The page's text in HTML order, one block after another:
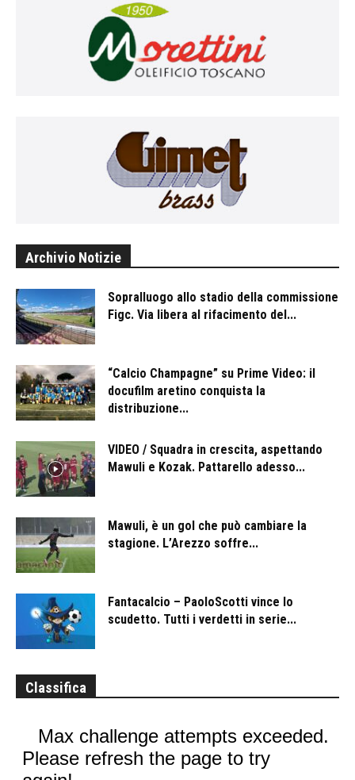
Archivio Notizie
Sopralluogo allo stadio della commissione
Figc. Via libera al rifacimento del...
“Calcio Champagne” su Prime Video: il
docufilm aretino conquista la
distribuzione...
VIDEO / Squadra in crescita, aspettando
Mawuli e Kozak. Pattarello adesso...
Mawuli, è un gol che può cambiare la
stagione. L’Arezzo soffre...
Fantacalcio – PaoloScotti vince lo
scudetto. Tutti i verdetti in serie...
Classifica